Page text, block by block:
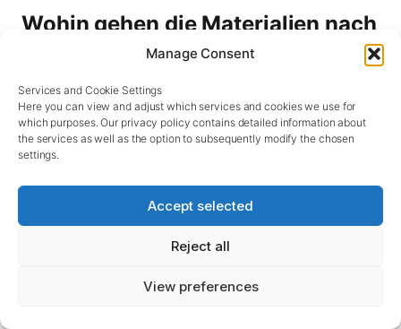
Manage Consent
Services and Cookie Settings
Here you can view and adjust which services and cookies we use for
which purposes. Our privacy policy contains detailed information about
the services as well as the option to subsequently modify the chosen
settings.
Accept selected
Reject all
View preferences
Wohin gehen die Materialien nach
der Registrierung?
Sobald NEO SCAN PLUS die Registrierung
abgeschlossen hat, treten die Materialien in die
nächste Stufe des vollautomatischen Ökosystems ein.
für durchgängige Rückverfolgbarkeit. Registrierte
Rollen werden per AGV direkt in die vollautomatische
SMD BOX transportiert — Neotels eigene
einer kundenspezifischen Schnittstelle. Ein Anbieter